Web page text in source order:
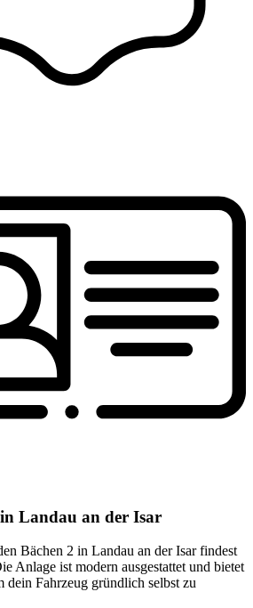
Landau an der Isar
Bächen 2 in Landau an der Isar findest
Anlage ist modern ausgestattet und bietet
dein Fahrzeug gründlich selbst zu